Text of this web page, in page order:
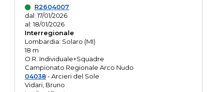
R2604007
dal: 17/01/2026
al: 18/01/2026
Interregionale
Lombardia: Solaro (MI)
18 m
O.R. Individuale+Squadre
Campionato Regionale Arco Nudo
04038- Arcieri del Sole
Vidari, Bruno